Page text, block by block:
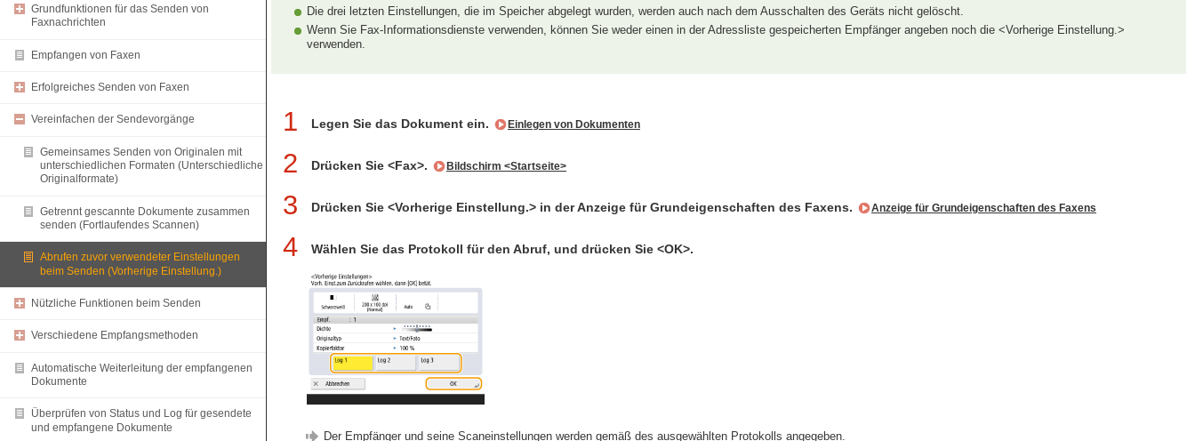
Grundfunktionen für das Senden von
Faxnachrichten
Empfangen von Faxen
Erfolgreiches Senden von Faxen
Vereinfachen der Sendevorgänge
Gemeinsames Senden von Originalen mit
unterschiedlichen Formaten (Unterschiedliche
Originalformate)
Getrennt gescannte Dokumente zusammen
senden (Fortlaufendes Scannen)
Abrufen zuvor verwendeter Einstellungen
beim Senden (Vorherige Einstellung.)
Nützliche Funktionen beim Senden
Verschiedene Empfangsmethoden
Automatische Weiterleitung der empfangenen
Dokumente
Überprüfen von Status und Log für gesendete
und empfangene Dokumente
Die drei letzten Einstellungen, die im Speicher abgelegt wurden, werden auch nach dem Ausschalten des Geräts nicht gelöscht.
Wenn Sie Fax-Informationsdienste verwenden, können Sie weder einen in der Adressliste gespeicherten Empfänger angeben noch die <Vorherige Einstellung.>
verwenden.
1 Legen Sie das Dokument ein. Einlegen von Dokumenten
2 Drücken Sie <Fax>. Bildschirm <Startseite>
3 Drücken Sie <Vorherige Einstellung.> in der Anzeige für Grundeigenschaften des Faxens. Anzeige für Grundeigenschaften des Faxens
4 Wählen Sie das Protokoll für den Abruf, und drücken Sie <OK>.
Der Empfänger und seine Scaneinstellungen werden gemäß des ausgewählten Protokolls angegeben.